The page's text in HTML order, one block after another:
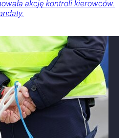
akcję kontroli kierowców.